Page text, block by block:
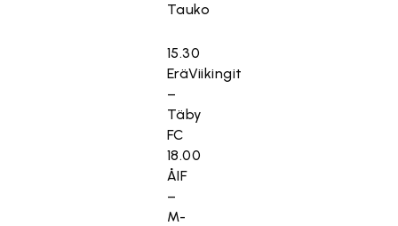
Tauko
15.30
EräViikingit
–
Täby
FC
18.00
ÅIF
–
M-